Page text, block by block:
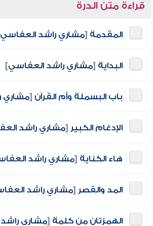
قراءة متن الدرة
المقدمة [مشاري راشد العفاسي
البداية [مشاري راشد العفاسي]
باب البسملة وأم القرآن [مشاري
الإدغام الكبير [مشاري راشد
هاء الكناية [مشاري راشد
المد والقصر [مشاري راشد
الهمزتان من كلمة [مشاري